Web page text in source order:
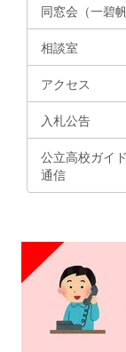
同窓会（一碧帆
相談室
アクセス
入札公告
公立高校ガイ
通信